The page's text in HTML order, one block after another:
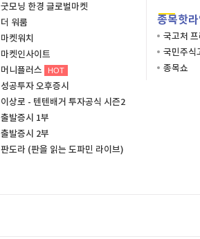
굿모닝 한경 글로벌마켓
더 워룸
마켓워치
마켓인사이트
머니플러스
HOT
성공투자 오후증시
이상로 - 텐텐배거 투자공식 시즌2
출발증시 1부
출발증시 2부
판도라 (판을 읽는 도파민 라이브)
종목핫
국고처
국민주식
종목쇼